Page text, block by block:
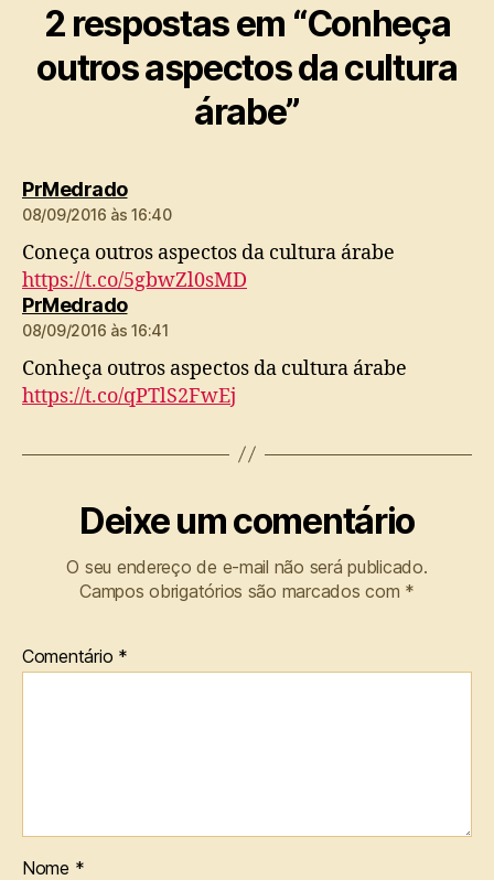
2 respostas em “Conheça
outros aspectos da cultura
árabe”
PrMedradodiz:
08/09/2016 às 16:40
Coneça outros aspectos da cultura árabe
https://t.co/5gbwZl0sMD
PrMedradodiz:
08/09/2016 às 16:41
Conheça outros aspectos da cultura árabe
https://t.co/qPTlS2FwEj
Deixe um comentário
O seu endereço de e-mail não será publicado.
Campos obrigatórios são marcados com *
Comentário *
Nome *